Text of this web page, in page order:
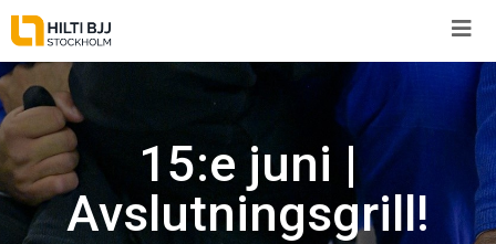
Skip
to
content
15:e juni |
Avslutningsgrill!